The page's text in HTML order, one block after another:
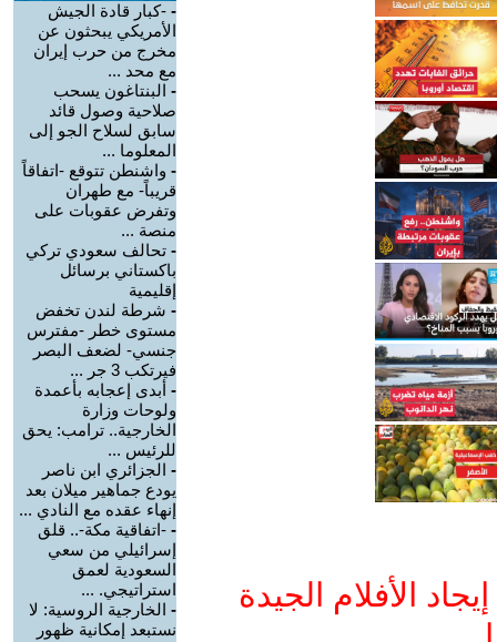
الأفلام الجيدة
- -كبار قادة الجيش
الأمريكي يبحثون عن
مخرج من حرب إيران
مع محد ...
- البنتاغون يسحب
صلاحية وصول قائد
سابق لسلاح الجو إلى
المعلوما ...
- واشنطن تتوقع -اتفاقاً
قريباً- مع طهران
وتفرض عقوبات على
منصة ...
- تحالف سعودي تركي
باكستاني برسائل
إقليمية
- شرطة لندن تخفض
مستوى خطر -مفترس
جنسي- لضعف البصر
فيرتكب 3 جر ...
- أبدى إعجابه بأعمدة
ولوحات وزارة
الخارجية.. ترامب: يحق
للرئيس ...
- الجزائري ابن ناصر
يودع جماهير ميلان بعد
إنهاء عقده مع النادي ...
- -اتفاقية مكة-.. قلق
إسرائيلي من سعي
السعودية لعمق
استراتيجي. ...
- الخارجية الروسية: لا
نستبعد إمكانية ظهور